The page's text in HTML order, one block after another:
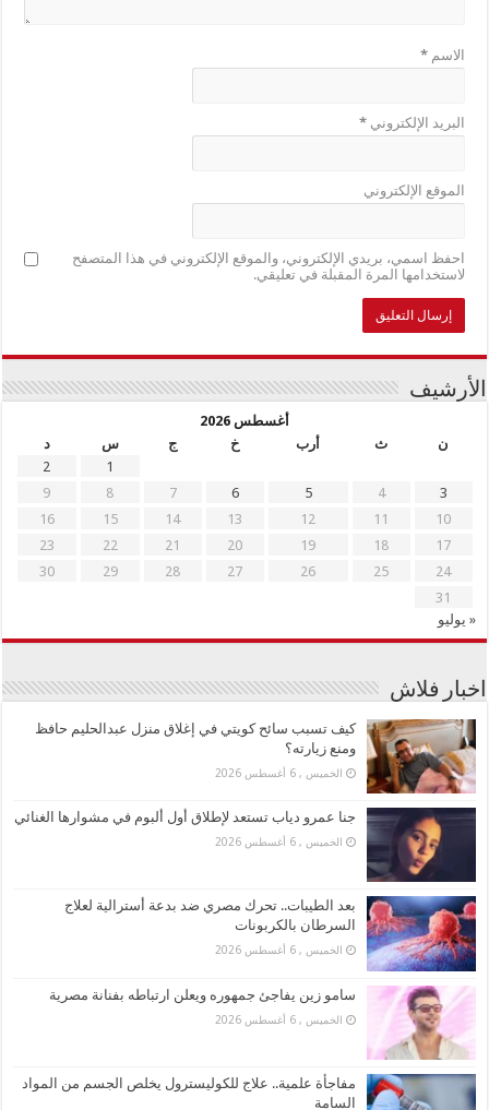
الاسم*
البريد الإلكتروني*
الموقع الإلكتروني
احفظ اسمي، بريدي الإلكتروني، والموقع الإلكتروني في هذا المتصفح
لاستخدامها المرة المقبلة في تعليقي.
الأرشيف
أغسطس 2026
ن
ث أرب خ ج س
د
1
2
3
4
5
6
7
8
9
10
11
12
13
14
15
16
17
18
19
20
21
22
23
24
25
26
27
28
29
30
31
« يوليو
اخبار فلاش
كيف تسبب سائح كويتي في إغلاق منزل عبدالحليم حافظ
ومنع زيارته؟
الخميس , 6 أغسطس 2026
جنا عمرو دياب تستعد لإطلاق أول ألبوم في مشوارها الغنائي
الخميس , 6 أغسطس 2026
بعد الطيبات.. تحرك مصري ضد بدعة أسترالية لعلاج
السرطان بالكربونات
الخميس , 6 أغسطس 2026
سامو زين يفاجئ جمهوره ويعلن ارتباطه بفنانة مصرية
الخميس , 6 أغسطس 2026
مفاجأة علمية.. علاج للكوليسترول يخلص الجسم من المواد
السامة